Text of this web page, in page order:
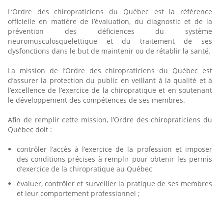
L’Ordre des chiropraticiens du Québec est la référence
officielle en matière de l’évaluation, du diagnostic et de la
prévention des déficiences du système
neuromusculosquelettique et du traitement de ses
dysfonctions dans le but de maintenir ou de rétablir la santé.
La mission de l’Ordre des chiropraticiens du Québec est
d’assurer la protection du public en veillant à la qualité et à
l’excellence de l’exercice de la chiropratique et en soutenant
le développement des compétences de ses membres.
Afin de remplir cette mission, l’Ordre des chiropraticiens du
Québec doit :
contrôler l’accès à l’exercice de la profession et imposer
des conditions précises à remplir pour obtenir les permis
d’exercice de la chiropratique au Québec
évaluer, contrôler et surveiller la pratique de ses membres
et leur comportement professionnel ;